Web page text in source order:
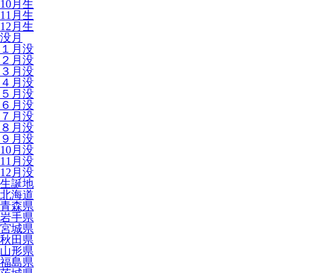
10月生
11月生
12月生
没月
１月没
２月没
３月没
４月没
５月没
６月没
７月没
８月没
９月没
10月没
11月没
12月没
生誕地
北海道
青森県
岩手県
宮城県
秋田県
山形県
福島県